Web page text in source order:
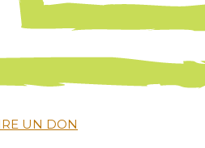
UN DON